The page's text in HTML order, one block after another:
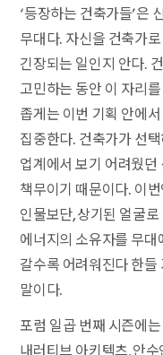
‘등장하는 건축가들’은
무대다. 자신을 건축가
긴장되는 일인지 안다.
고민하는 동안 이 자리
좁게는 이번 기획 안에
집중한다. 건축가가 선
업계에서 보기 어려웠던
책무이기 때문이다. 이
인물보단, 상기된 얼굴
에너지의 소유자를 무대
갈수록 어려워진다 한들
말이다.
포럼 일곱 번째 시즌에
내러티브 아키텍츠, 안